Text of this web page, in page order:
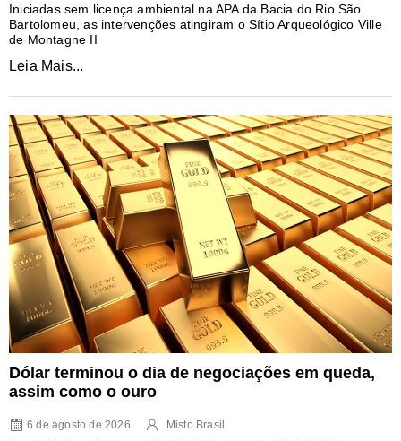
Iniciadas sem licença ambiental na APA da Bacia do Rio São
Bartolomeu, as intervenções atingiram o Sítio Arqueológico Ville
de Montagne II
Leia Mais...
Dólar terminou o dia de negociações em queda,
assim como o ouro
6 de agosto de 2026 Misto Brasil